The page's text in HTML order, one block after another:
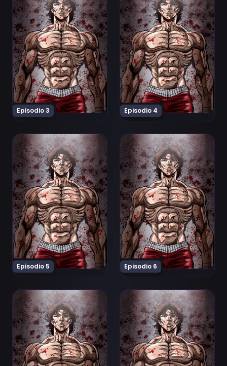
Episodio 3 Episodio 4
Episodio 5
Ver Baki: Dai Raitaisai-hen Episodio 5
Episodio 6
Ver Baki: Dai Raitaisai-hen
Ver Baki: Dai Raitaisai-hen Episodio 7Ver Baki: Dai Raitaisai-hen